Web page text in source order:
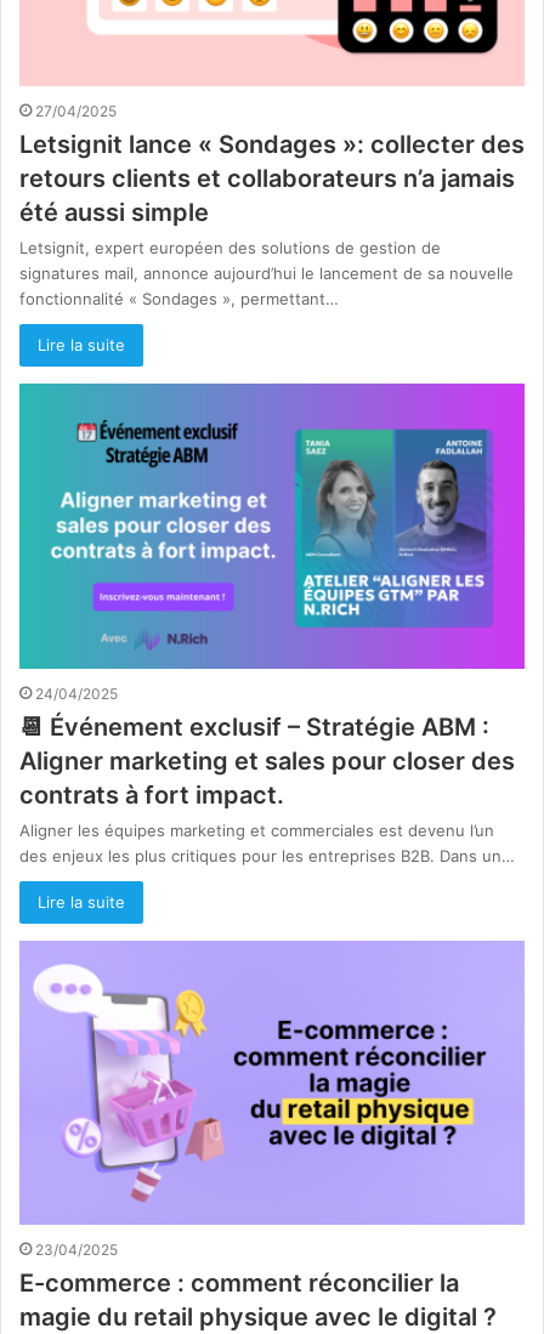
27/04/2025
Letsignit lance « Sondages »: collecter des
retours clients et collaborateurs n’a jamais
été aussi simple
Letsignit, expert européen des solutions de gestion de
signatures mail, annonce aujourd’hui le lancement de sa nouvelle
fonctionnalité « Sondages », permettant…
Lire la suite
24/04/2025
📆 Événement exclusif – Stratégie ABM :
Aligner marketing et sales pour closer des
contrats à fort impact.
Aligner les équipes marketing et commerciales est devenu l’un
des enjeux les plus critiques pour les entreprises B2B. Dans un…
Lire la suite
23/04/2025
E-commerce : comment réconcilier la
magie du retail physique avec le digital ?